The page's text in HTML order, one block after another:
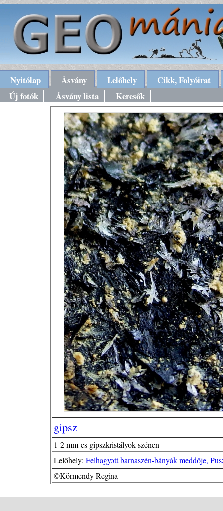
Nyitólap Ásvány Lelőhely
Cikk, Folyóirat
Új fotók
Ásvány lista Keresők
gipsz
1-2 mm-es gipszkristályok szénen
Lelőhely: Felhagyott barnaszén-bányák meddője,
©Körmendy Regina